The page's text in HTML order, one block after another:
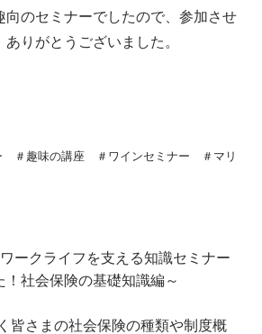
向のセミナーでしたので、参加させ
りがとうございました。
＃趣味の講座
＃ワインセミナー ＃マリ
ークライフを支える知識セミナー
！社会保険の基礎知識編～
皆さまの社会保険の種類や制度概